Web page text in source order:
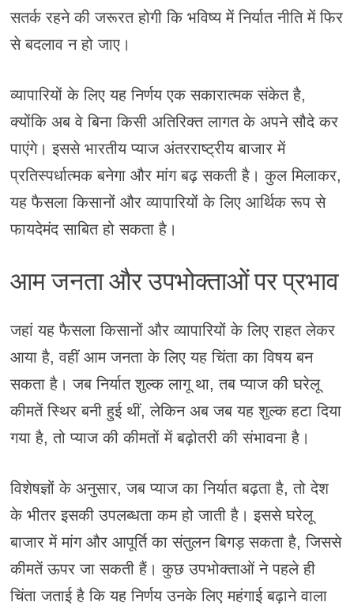
सतर्क रहने की जरूरत होगी कि भविष्य में निर्यात नीति में फिर
से बदलाव न हो जाए।
व्यापारियों के लिए यह निर्णय एक सकारात्मक संकेत है,
क्योंकि अब वे बिना किसी अतिरिक्त लागत के अपने सौदे कर
पाएंगे। इससे भारतीय प्याज अंतरराष्ट्रीय बाजार में
प्रतिस्पर्धात्मक बनेगा और मांग बढ़ सकती है। कुल मिलाकर,
यह फैसला किसानों और व्यापारियों के लिए आर्थिक रूप से
फायदेमंद साबित हो सकता है।
आम जनता और उपभोक्ताओं पर प्रभाव
जहां यह फैसला किसानों और व्यापारियों के लिए राहत लेकर
आया है, वहीं आम जनता के लिए यह चिंता का विषय बन
सकता है। जब निर्यात शुल्क लागू था, तब प्याज की घरेलू
कीमतें स्थिर बनी हुई थीं, लेकिन अब जब यह शुल्क हटा दिया
गया है, तो प्याज की कीमतों में बढ़ोतरी की संभावना है।
विशेषज्ञों के अनुसार, जब प्याज का निर्यात बढ़ता है, तो देश
के भीतर इसकी उपलब्धता कम हो जाती है। इससे घरेलू
बाजार में मांग और आपूर्ति का संतुलन बिगड़ सकता है, जिससे
कीमतें ऊपर जा सकती हैं। कुछ उपभोक्ताओं ने पहले ही
चिंता जताई है कि यह निर्णय उनके लिए महंगाई बढ़ाने वाला